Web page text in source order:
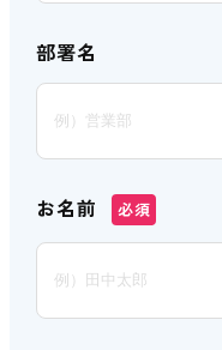
部署名
お名前 必須